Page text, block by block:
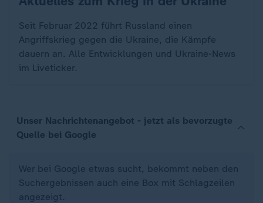
Seit Februar 2022 führt Russland einen
Angriffskrieg gegen die Ukraine, die Kämpfe
dauern an. Alle Entwicklungen und Ukraine-News
im Liveticker.
Unser Nachrichtenangebot - jetzt als bevorzugte
Quelle bei Google
Wer bei Google etwas sucht, bekommt neben den
Suchergebnissen auch eine Box mit Schlagzeilen
angezeigt.